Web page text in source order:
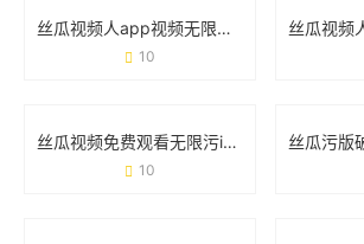
丝瓜视频人app视频无限看在线免费：这波操作到底有多爽？
10
丝瓜视频免费观看无限污iOS版：用户需求与安全风险的真实讨论
10